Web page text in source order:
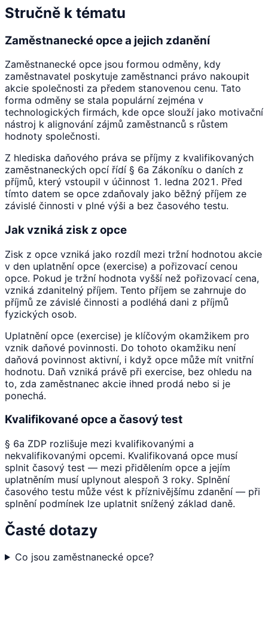
Stručně k tématu
Zaměstnanecké opce a jejich zdanění
Zaměstnanecké opce jsou formou odměny, kdy
zaměstnavatel poskytuje zaměstnanci právo nakoupit
akcie společnosti za předem stanovenou cenu. Tato
forma odměny se stala populární zejména v
technologických firmách, kde opce slouží jako motivační
nástroj k alignování zájmů zaměstnanců s růstem
hodnoty společnosti.
Z hlediska daňového práva se příjmy z kvalifikovaných
zaměstnaneckých opcí řídí § 6a Zákoníku o daních z
příjmů, který vstoupil v účinnost 1. ledna 2021. Před
tímto datem se opce zdaňovaly jako běžný příjem ze
závislé činnosti v plné výši a bez časového testu.
Jak vzniká zisk z opce
Zisk z opce vzniká jako rozdíl mezi tržní hodnotou akcie
v den uplatnění opce (exercise) a pořizovací cenou
opce. Pokud je tržní hodnota vyšší než pořizovací cena,
vzniká zdanitelný příjem. Tento příjem se zahrnuje do
příjmů ze závislé činnosti a podléhá dani z příjmů
fyzických osob.
Uplatnění opce (exercise) je klíčovým okamžikem pro
vznik daňové povinnosti. Do tohoto okamžiku není
daňová povinnost aktivní, i když opce může mít vnitřní
hodnotu. Daň vzniká právě při exercise, bez ohledu na
to, zda zaměstnanec akcie ihned prodá nebo si je
ponechá.
Kvalifikované opce a časový test
§ 6a ZDP rozlišuje mezi kvalifikovanými a
nekvalifikovanými opcemi. Kvalifikovaná opce musí
splnit časový test — mezi přidělením opce a jejím
uplatněním musí uplynout alespoň 3 roky. Splnění
časového testu může vést k příznivějšímu zdanění — při
splnění podmínek lze uplatnit snížený základ daně.
Časté dotazy
Co jsou zaměstnanecké opce?